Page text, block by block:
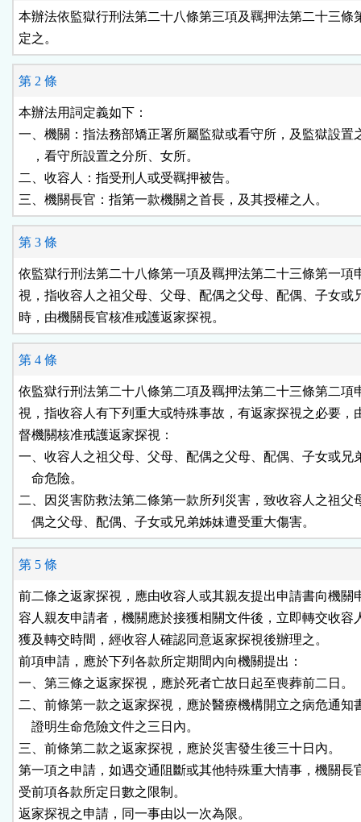
按
鈕
區
本辦法依監獄行刑法第二十八條第三項及羈押法第二十三條
定之。
第 2 條
本辦法用詞定義如下：
一、機關：指法務部矯正署所屬監獄或看守所，及監獄設置
    ，看守所設置之分所、女所。
二、收容人：指受刑人或受羈押被告。
三、機關長官：指第一款機關之首長，及其授權之人。
第 3 條
依監獄行刑法第二十八條第一項及羈押法第二十三條第一項
視，指收容人之祖父母、父母、配偶之父母、配偶、子女或
時，由機關長官核准戒護返家探視。
第 4 條
依監獄行刑法第二十八條第二項及羈押法第二十三條第二項
視，指收容人有下列重大或特殊事故，有返家探視之必要，
督機關核准戒護返家探視：
一、收容人之祖父母、父母、配偶之父母、配偶、子女或兄
    命危險。
二、因災害防救法第二條第一款所列災害，致收容人之祖父
    偶之父母、配偶、子女或兄弟姊妹遭受重大傷害。
第 5 條
前二條之返家探視，應由收容人或其親友提出申請書向機關
容人親友申請者，機關應於接獲相關文件後，立即轉交收容
獲及轉交時間，經收容人確認同意返家探視後辦理之。
前項申請，應於下列各款所定期間內向機關提出：
一、第三條之返家探視，應於死者亡故日起至喪葬前二日。
二、前條第一款之返家探視，應於醫療機構開立之病危通知
    證明生命危險文件之三日內。
三、前條第二款之返家探視，應於災害發生後三十日內。
第一項之申請，如遇交通阻斷或其他特殊重大情事，機關長
受前項各款所定日數之限制。
返家探視之申請，同一事由以一次為限。